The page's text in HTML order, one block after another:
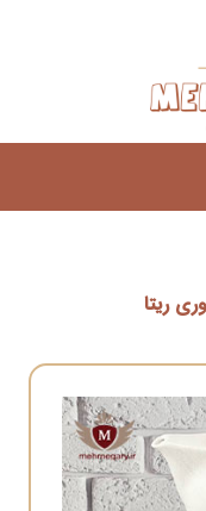
ریتا